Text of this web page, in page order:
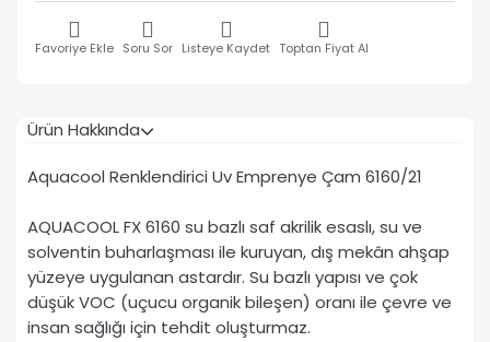
Favoriye Ekle Soru Sor Listeye Kaydet Toptan Fiyat Al
Ürün Hakkında
Aquacool Renklendirici Uv Emprenye Çam 6160/21
AQUACOOL FX 6160 su bazlı saf akrilik esaslı, su ve
solventin buharlaşması ile kuruyan, dış mekân ahşap
yüzeye uygulanan astardır. Su bazlı yapısı ve çok
düşük VOC (uçucu organik bileşen) oranı ile çevre ve
insan sağlığı için tehdit oluşturmaz.